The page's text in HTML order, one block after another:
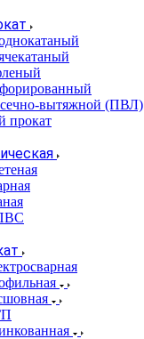
вытяжной (ПВЛ)
прокат